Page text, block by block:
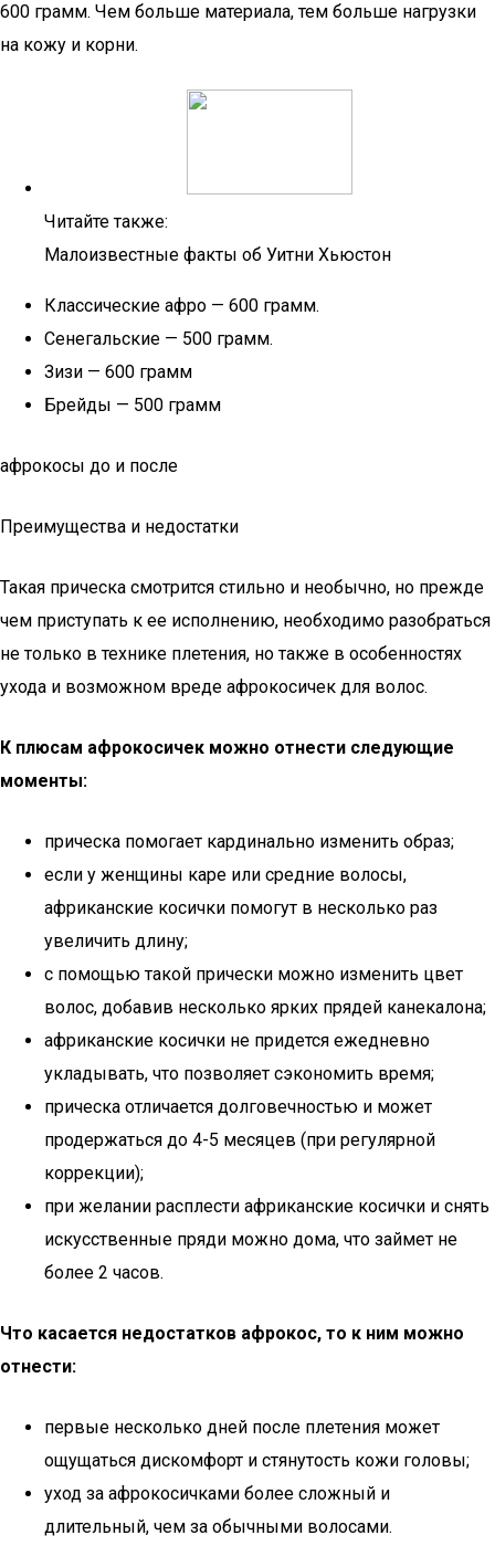
600 грамм. Чем больше материала, тем больше нагрузки
на кожу и корни.
Читайте также:
Малоизвестные факты об Уитни Хьюстон
Классические афро — 600 грамм.
Сенегальские — 500 грамм.
Зизи — 600 грамм
Брейды — 500 грамм
афрокосы до и после
Преимущества и недостатки
Такая прическа смотрится стильно и необычно, но прежде
чем приступать к ее исполнению, необходимо разобраться
не только в технике плетения, но также в особенностях
ухода и возможном вреде афрокосичек для волос.
К плюсам афрокосичек можно отнести следующие
моменты:
прическа помогает кардинально изменить образ;
если у женщины каре или средние волосы,
африканские косички помогут в несколько раз
увеличить длину;
с помощью такой прически можно изменить цвет
волос, добавив несколько ярких прядей канекалона;
африканские косички не придется ежедневно
укладывать, что позволяет сэкономить время;
прическа отличается долговечностью и может
продержаться до 4-5 месяцев (при регулярной
коррекции);
при желании расплести африканские косички и снять
искусственные пряди можно дома, что займет не
более 2 часов.
Что касается недостатков афрокос, то к ним можно
отнести:
первые несколько дней после плетения может
ощущаться дискомфорт и стянутость кожи головы;
уход за афрокосичками более сложный и
длительный, чем за обычными волосами.